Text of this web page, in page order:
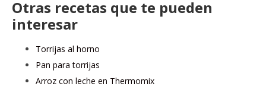
Otras recetas que te pueden
interesar
Torrijas al horno
Pan para torrijas
Arroz con leche en Thermomix